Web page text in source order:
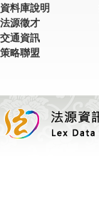
資料庫說明
法源徵才
交通資訊
策略聯盟